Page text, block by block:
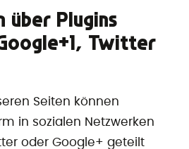
über Plugins
Twitter
Seiten können
in sozialen Netzwerken
oder Google+ geteilt